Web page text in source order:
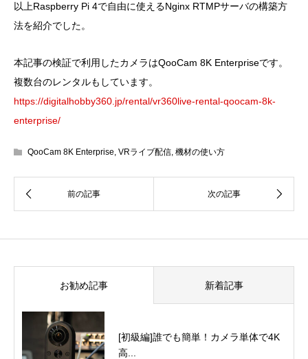
以上Raspberry Pi 4で自由に使えるNginx RTMPサーバの構築方
法を紹介でした。
本記事の検証で利用したカメラはQooCam 8K Enterpriseです。
複数台のレンタルもしています。
https://digitalhobby360.jp/rental/vr360live-rental-qoocam-8k-
enterprise/
QooCam 8K Enterprise, VRライブ配信, 機材の使い方
お勧め記事 新着記事
[初級編]誰でも簡単！カメラ単体で4K
高...